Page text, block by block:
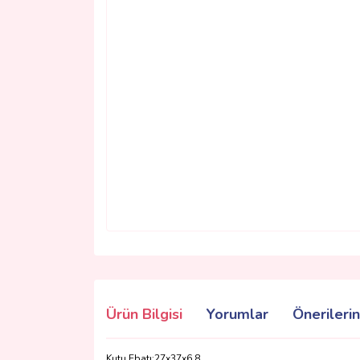
Ürün Bilgisi Yorumlar